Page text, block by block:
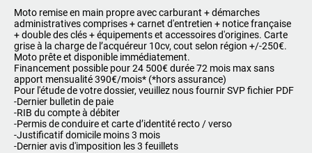
Moto remise en main propre avec carburant + démarches
administratives comprises + carnet d'entretien + notice française
+ double des clés + équipements et accessoires d'origines. Carte
grise à la charge de l’acquéreur 10cv, cout selon région +/-250€.
Moto prête et disponible immédiatement.
Financement possible pour 24 500€ durée 72 mois max sans
apport mensualité 390€/mois* (*hors assurance)
Pour l'étude de votre dossier, veuillez nous fournir SVP fichier PDF
-Dernier bulletin de paie
-RIB du compte à débiter
-Permis de conduire et carte d’identité recto / verso
-Justificatif domicile moins 3 mois
-Dernier avis d'imposition les 3 feuillets